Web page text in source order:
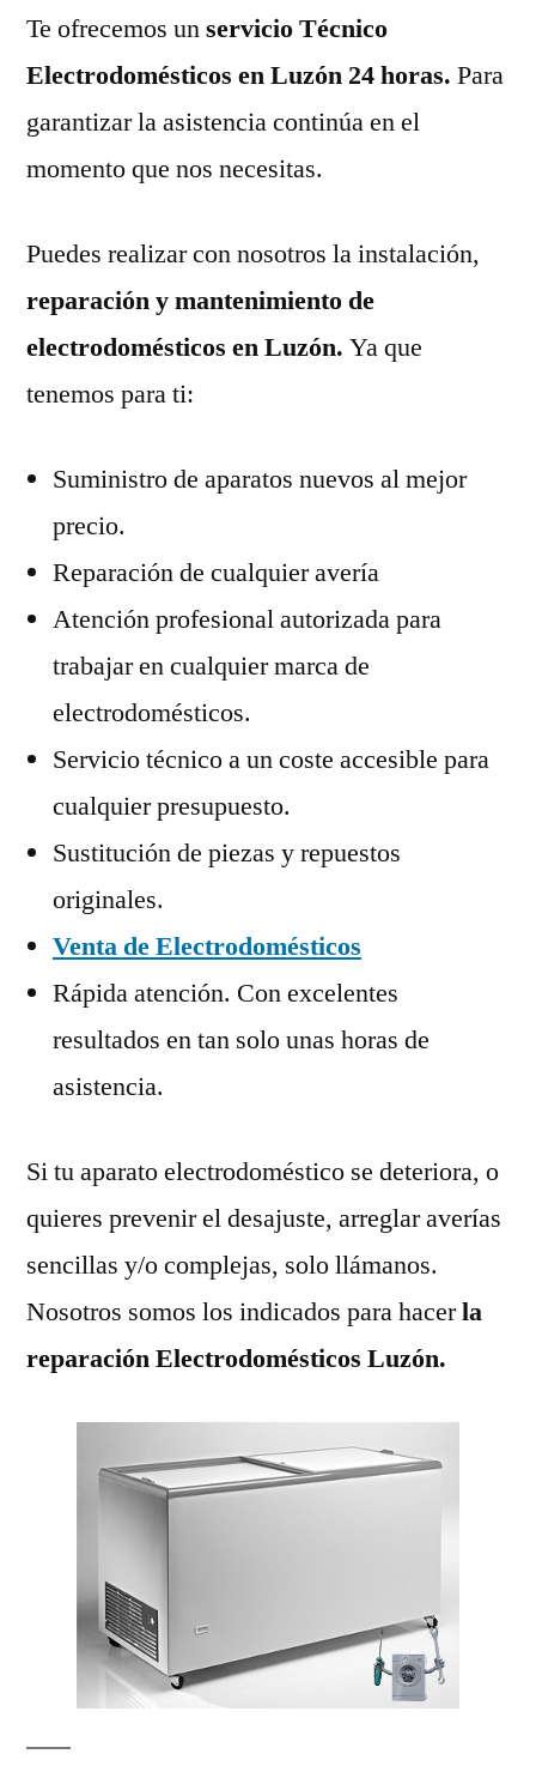
Te ofrecemos unservicio Técnico
Electrodomésticos en Luzón 24 horas. Para
garantizar la asistencia continúa en el
momento que nos necesitas.
Puedes realizar con nosotros la instalación,
reparación y mantenimiento de
electrodomésticos en Luzón. Ya que
tenemos para ti:
Suministro de aparatos nuevos al mejor
precio.
Reparación de cualquier avería
Atención profesional autorizada para
trabajar en cualquier marca de
electrodomésticos.
Servicio técnico a un coste accesible para
cualquier presupuesto.
Sustitución de piezas y repuestos
originales.
Venta de Electrodomésticos
Rápida atención. Con excelentes
resultados en tan solo unas horas de
asistencia.
Si tu aparato electrodoméstico se deteriora, o
quieres prevenir el desajuste, arreglar averías
sencillas y/o complejas, solo llámanos.
Nosotros somos los indicados para hacerla
reparación Electrodomésticos Luzón.